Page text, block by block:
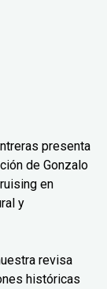
presenta
de Gonzalo
en
y
revisa
históricas